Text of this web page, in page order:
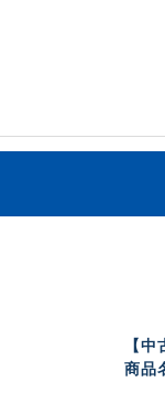
【中
商品